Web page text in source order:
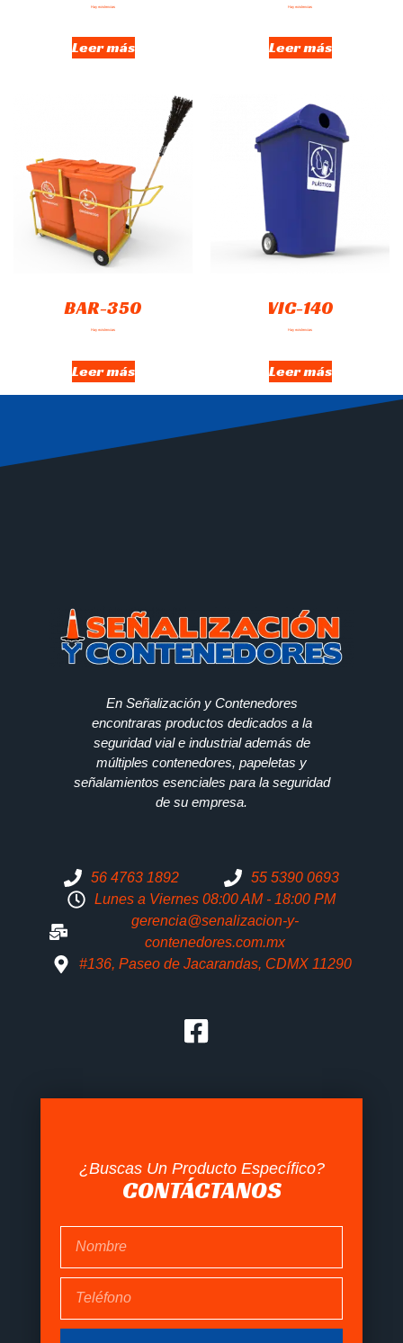
Hay existencias
Leer más
Hay existencias
Leer más
BAR-350
Hay existencias
Leer más
VIC-140
Hay existencias
Leer más
En Señalización y Contenedores
encontraras productos dedicados a la
seguridad vial e industrial además de
múltiples contenedores, papeletas y
señalamientos esenciales para la seguridad
de su empresa.
56 4763 1892
55 5390 0693
Lunes a Viernes 08:00 AM - 18:00 PM
gerencia@senalizacion-y-
contenedores.com.mx
#136, Paseo de Jacarandas, CDMX 11290
¿Buscas Un Producto Específico?
CONTÁCTANOS